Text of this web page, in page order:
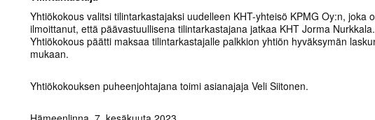
Yhtiökokous valitsi tilintarkastajaksi uudelleen KHT-yhteisö KPMG Oy:n, joka
ilmoittanut, että päävastuullisena tilintarkastajana jatkaa KHT Jorma Nurkkala.
Yhtiökokous päätti maksaa tilintarkastajalle palkkion yhtiön hyväksymän
mukaan.
Yhtiökokouksen puheenjohtajana toimi asianajaja Veli Siitonen.